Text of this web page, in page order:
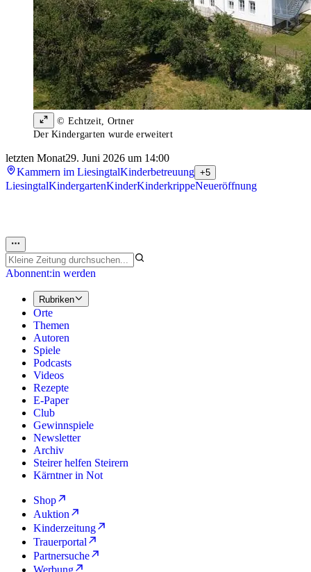
© Echtzeit, Ortner
Der Kindergarten wurde erweitert
letzten Monat29. Juni 2026 um 14:00
Kammern im LiesingtalKinderbetreuung +5
LiesingtalKindergartenKinderKinderkrippeNeueröffnung
Abonnent:in werden
Rubriken
Orte
Themen
Autoren
Spiele
Podcasts
Videos
Rezepte
E-Paper
Club
Gewinnspiele
Newsletter
Archiv
Steirer helfen Steirern
Kärntner in Not
Shop
Auktion
Kinderzeitung
Trauerportal
Partnersuche
Werbung